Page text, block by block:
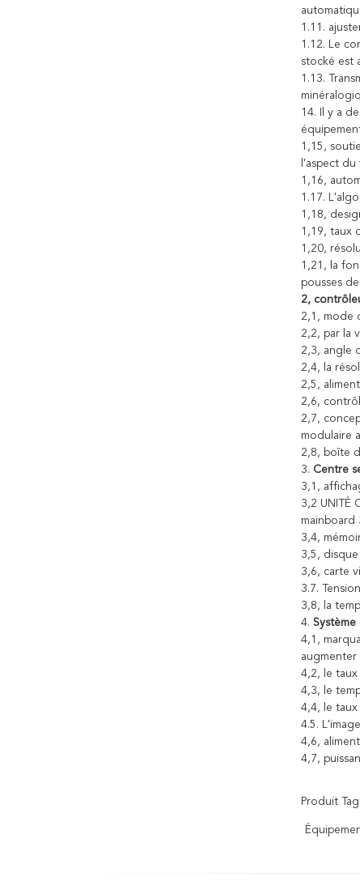
1.11.
1.12. Le
stocké est
1.13.
14. Il y a
1,15,
l'aspect
1,16,
1.17.
1,18,
1,19, taux
1,20,
1,21, la
pousses
2,
2,1, mode
2,2, par la
2,3, angle
2,4, la
2,5,
2,6,
2,7,
modulaire
2,8, boîte
3. Centre
3,1,
3,2 UNITÉ
mainboard
3,4,
3,5,
3,6, carte
3.7.
3,8, la
4.
4,1,
augmenter
4,2, le
4,3, le
4,4, le
4.5.
4,6,
4,7,
Produit Tag: